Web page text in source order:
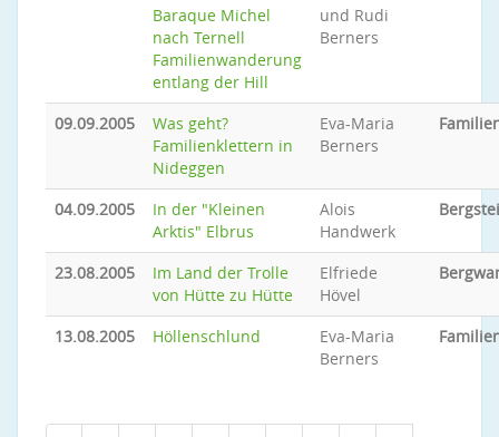
Baraque Michel
nach Ternell
Familienwanderung
entlang der Hill
und Rudi
Berners
09.09.2005
Was geht?
Familienklettern in
Nideggen
Eva-Maria
Berners
04.09.2005
In der "Kleinen
Arktis" Elbrus
Alois
Handwerk
23.08.2005
Im Land der Trolle
von Hütte zu Hütte
Elfriede
Hövel
13.08.2005 Höllenschlund
Eva-Maria
Berners